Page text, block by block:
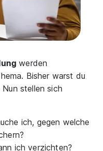
werden
Bisher warst du
stellen sich
ich, gegen welche
ich verzichten?